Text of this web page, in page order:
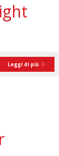
Leggi di più